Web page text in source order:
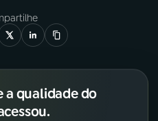
a qualidade do